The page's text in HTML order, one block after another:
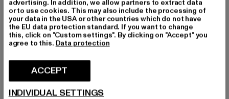
advertising. In addition, we allow partners to extract data
or to use cookies. This may also include the processing of
your data in the USA or other countries which do not have
the EU data protection standard. If you want to change
this, click on "Custom settings". By clicking on "Accept" you
agree to this. Data protection
ACCEPT
INDIVIDUAL SETTINGS